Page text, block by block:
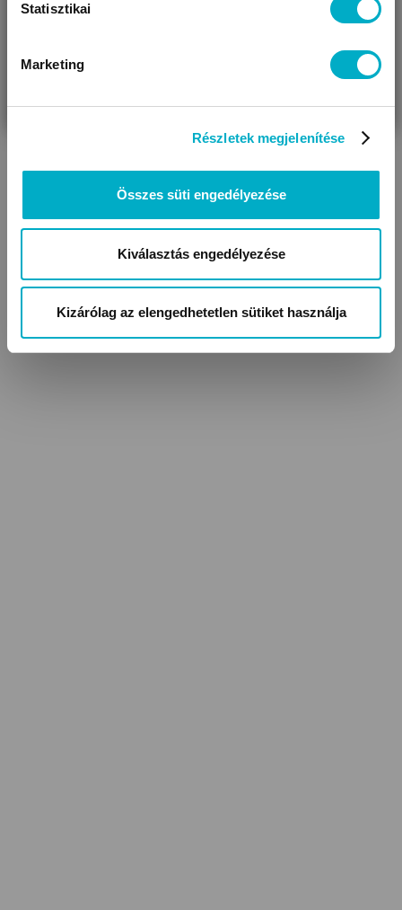
Statisztikai
Marketing
Részletek megjelenítése
Összes süti engedélyezése
Kiválasztás engedélyezése
Kizárólag az elengedhetetlen sütiket használja
VÁRANDÓS
AJÁNDÉKOT